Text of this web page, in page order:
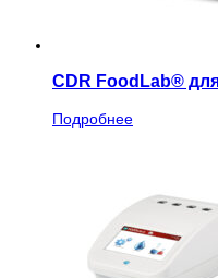
CDR FoodLab®
Подробнее